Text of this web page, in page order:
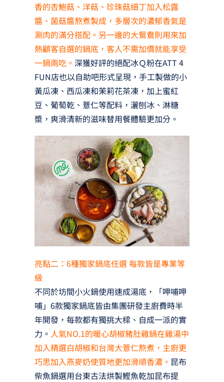
香的杏鮑菇、洋菇、珍珠菇細丁加入松露
醬、菌菇醬熬煮製成，多層次的濃郁香氣是
涮肉的滿分搭配。另一邊的大鴛鴦則用來加
熱顧客自選的鍋底，客人不需加價就能享受
一鍋兩吃。 深獲好評的絕配冰Ｑ粉在ATT 4
FUN店也以自助吧形式呈現，手工製做的小
黃瓜凍、西瓜凍和茉莉花茶凍，加上蜜紅
豆、葡萄乾、薏仁等配料，灑刨冰、淋糖
漿，爽滑清新的滋味替用餐體驗更加分。
亮點二：6種獨家鍋底任選 每款皆是專業等
級
不同於坊間小火鍋使用速成湯底，「呷哺呷
哺」6款獨家鍋底皆由集團研發主廚費時半
年開發，每款都有獨挑大樑、自成一派的實
力。 人氣NO.1的暖心胡椒豬肚雞鍋在雞湯中
加入精選白胡椒和台灣大薏仁熬煮，主廚更
巧思加入燕麥奶使質地更加滑順香濃。 昆布
柴魚鍋選用台東古法烘製鰹魚乾加昆布提